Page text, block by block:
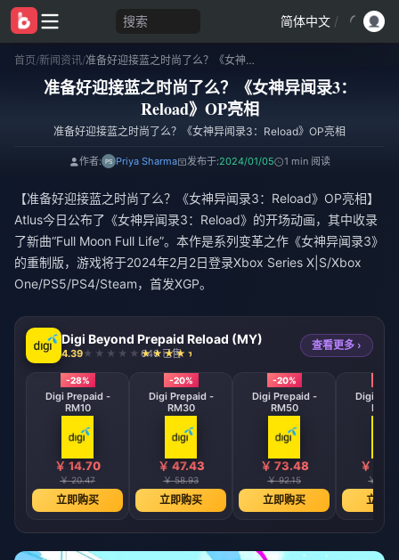
搜索 简体中文 /
首页/新闻资讯/ 准备好迎接蓝之时尚了么？《女神异闻录3：Reload》OP亮相
准备好迎接蓝之时尚了么？《女神异闻录3：
Reload》OP亮相
准备好迎接蓝之时尚了么？《女神异闻录3：Reload》OP亮相
作者: Priya Sharma 发布于:2024/01/05 1 min 阅读
【准备好迎接蓝之时尚了么？《女神异闻录3：Reload》OP亮相】
Atlus今日公布了《女神异闻录3：Reload》的开场动画，其中收录
了新曲“Full Moon Full Life”。本作是系列变革之作《女神异闻录3》
的重制版，游戏将于2024年2月2日登录Xbox Series X|S/Xbox
One/PS5/PS4/Steam，首发XGP。
Digi Beyond Prepaid Reload (MY)
4.39 640 已售
查看更多 ›
-28%
Digi Prepaid -
RM10
￥ 14.70
￥ 20.47
立即购买
-20%
Digi Prepaid -
RM30
￥ 47.43
￥ 58.93
立即购买
-20%
Digi Prepaid -
RM50
￥ 73.48
￥ 92.15
立即购买
Digi
￥
￥
立即